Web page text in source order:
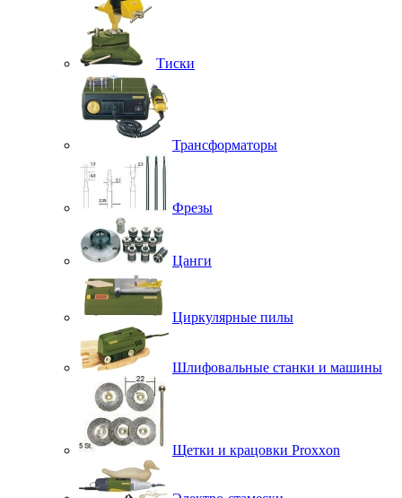
Тиски
Трансформаторы
Фрезы
Цанги
Циркулярные пилы
Шлифовальные станки и машины
Щетки и крацовки Proxxon